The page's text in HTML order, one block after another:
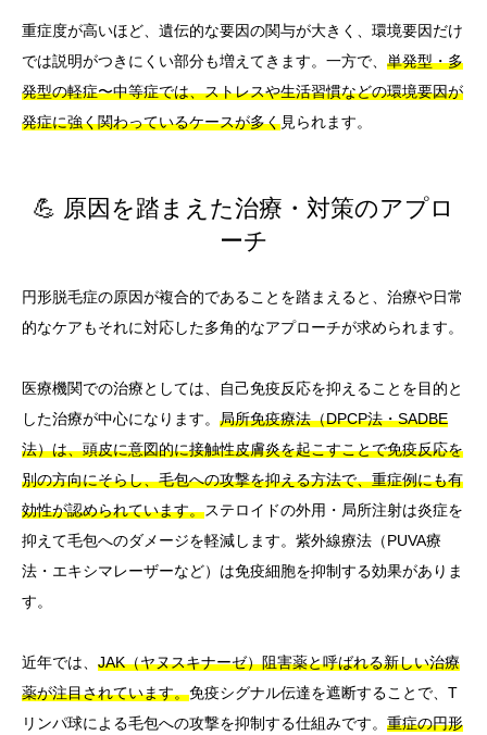
重症度が高いほど、遺伝的な要因の関与が大きく、環境要因だけ
では説明がつきにくい部分も増えてきます。一方で、 単発型・多
発型の軽症〜中等症では、ストレスや生活習慣などの環境要因が
発症に強く関わっているケースが多く見られます。
💪 原因を踏まえた治療・対策のアプロ
ーチ
円形脱毛症の原因が複合的であることを踏まえると、治療や日常
的なケアもそれに対応した多角的なアプローチが求められます。
医療機関での治療としては、自己免疫反応を抑えることを目的と
した治療が中心になります。 局所免疫療法（DPCP法・SADBE
法）は、頭皮に意図的に接触性皮膚炎を起こすことで免疫反応を
別の方向にそらし、毛包への攻撃を抑える方法で、重症例にも有
効性が認められています。ステロイドの外用・局所注射は炎症を
抑えて毛包へのダメージを軽減します。紫外線療法（PUVA療
法・エキシマレーザーなど）は免疫細胞を抑制する効果がありま
す。
近年では、 JAK（ヤヌスキナーゼ）阻害薬と呼ばれる新しい治療
薬が注目されています。免疫シグナル伝達を遮断することで、T
リンパ球による毛包への攻撃を抑制する仕組みです。 重症の円形